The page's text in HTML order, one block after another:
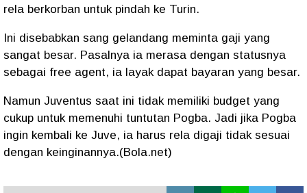
rela berkorban untuk pindah ke Turin.
Ini disebabkan sang gelandang meminta gaji yang
sangat besar. Pasalnya ia merasa dengan statusnya
sebagai free agent, ia layak dapat bayaran yang besar.
Namun Juventus saat ini tidak memiliki budget yang
cukup untuk memenuhi tuntutan Pogba. Jadi jika Pogba
ingin kembali ke Juve, ia harus rela digaji tidak sesuai
dengan keinginannya.(Bola.net)